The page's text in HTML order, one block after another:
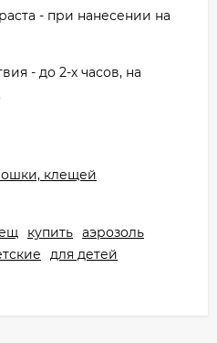
- при нанесении на
- до 2-х часов, на
клещей
купить аэрозоль
для детей